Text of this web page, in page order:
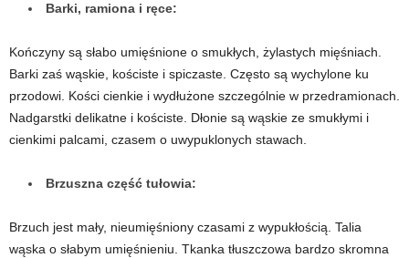
Barki, ramiona i ręce:
Kończyny są słabo umięśnione o smukłych, żylastych mięśniach.
Barki zaś wąskie, kościste i spiczaste. Często są wychylone ku
przodowi. Kości cienkie i wydłużone szczególnie w przedramionach.
Nadgarstki delikatne i kościste. Dłonie są wąskie ze smukłymi i
cienkimi palcami, czasem o uwypuklonych stawach.
Brzuszna część tułowia:
Brzuch jest mały, nieumięśniony czasami z wypukłością. Talia
wąska o słabym umięśnieniu. Tkanka tłuszczowa bardzo skromna